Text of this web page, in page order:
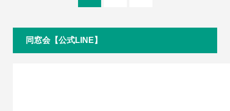
同窓会【公式LINE】